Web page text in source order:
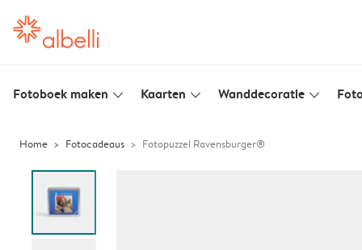
Fotoboek maken slim_arrow_down Kaarten slim_arrow_down Wanddecoratie slim_arrow_down
Home Fotocadeaus Fotopuzzel Ravensburger®️